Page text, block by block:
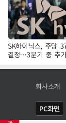
SK하이닉스, 주당
결정…3분기 중 추
표
회사소개
PC화면